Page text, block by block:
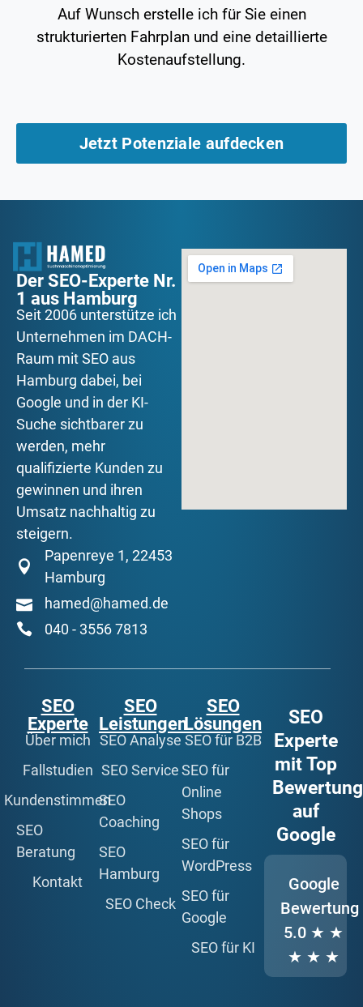
Auf Wunsch erstelle ich für Sie einen
strukturierten Fahrplan und eine detaillierte
Kostenaufstellung.
Jetzt Potenziale aufdecken
Der SEO-Experte Nr.
1 aus Hamburg
Seit 2006 unterstütze ich
Unternehmen im DACH-
Raum mit SEO aus
Hamburg dabei, bei
Google und in der KI-
Suche sichtbarer zu
werden, mehr
qualifizierte Kunden zu
gewinnen und ihren
Umsatz nachhaltig zu
steigern.
Papenreye 1, 22453
Hamburg
hamed@hamed.de
040 - 3556 7813
SEO
Experte
Über mich
Fallstudien
Kundenstimmen
SEO
Beratung
Kontakt
SEO
Leistungen
SEO Analyse
SEO Service
SEO
Coaching
SEO
Hamburg
SEO Check
SEO
Lösungen
SEO für B2B
SEO für
Online
Shops
SEO für
WordPress
SEO für
Google
SEO für KI
SEO
Experte
mit Top
auf
Google
Google
Bewertung
5.0 ★ ★
★ ★ ★